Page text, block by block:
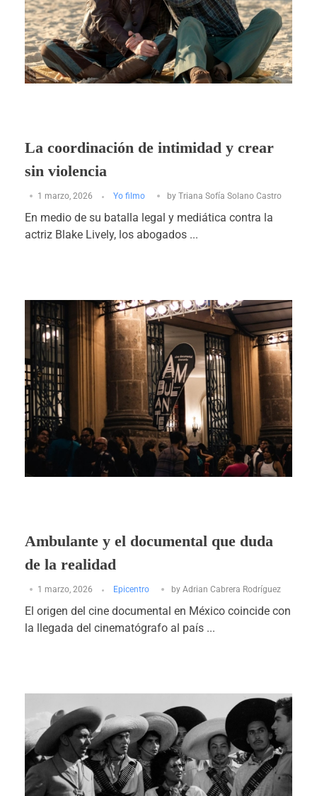
La coordinación de intimidad y crear
sin violencia
1 marzo, 2026 Yo filmo by Triana Sofía Solano Castro
En medio de su batalla legal y mediática contra la
actriz Blake Lively, los abogados ...
Ambulante y el documental que duda
de la realidad
1 marzo, 2026 Epicentro by Adrian Cabrera Rodríguez
El origen del cine documental en México coincide con
la llegada del cinematógrafo al país ...